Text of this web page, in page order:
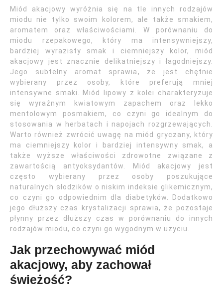
Miód akacjowy wyróżnia się na tle innych rodzajów
miodu nie tylko swoim kolorem, ale także smakiem,
aromatem oraz właściwościami. W porównaniu do
miodu rzepakowego, który ma intensywniejszy,
bardziej wyrazisty smak i ciemniejszy kolor, miód
akacjowy jest znacznie delikatniejszy i łagodniejszy.
Jego subtelny aromat sprawia, że jest chętnie
wybierany przez osoby, które preferują mniej
intensywne smaki. Miód lipowy z kolei charakteryzuje
się wyraźnym kwiatowym zapachem oraz lekko
mentolowym posmakiem, co czyni go idealnym do
stosowania w herbatach i napojach rozgrzewających.
Warto również zwrócić uwagę na miód gryczany, który
ma ciemniejszy kolor i bardziej intensywny smak, a
także wyższe właściwości zdrowotne związane z
zawartością antyoksydantów. Miód akacjowy jest
często wybierany przez osoby poszukujące
naturalnych słodzików o niskim indeksie glikemicznym,
co czyni go odpowiednim dla diabetyków. Dodatkowo
jego dłuższy czas krystalizacji sprawia, że pozostaje
płynny przez dłuższy czas w porównaniu do innych
rodzajów miodu, co czyni go wygodnym w użyciu.
Jak przechowywać miód
akacjowy, aby zachował
świeżość?